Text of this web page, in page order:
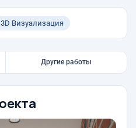
3D Визуализация
Другие работы